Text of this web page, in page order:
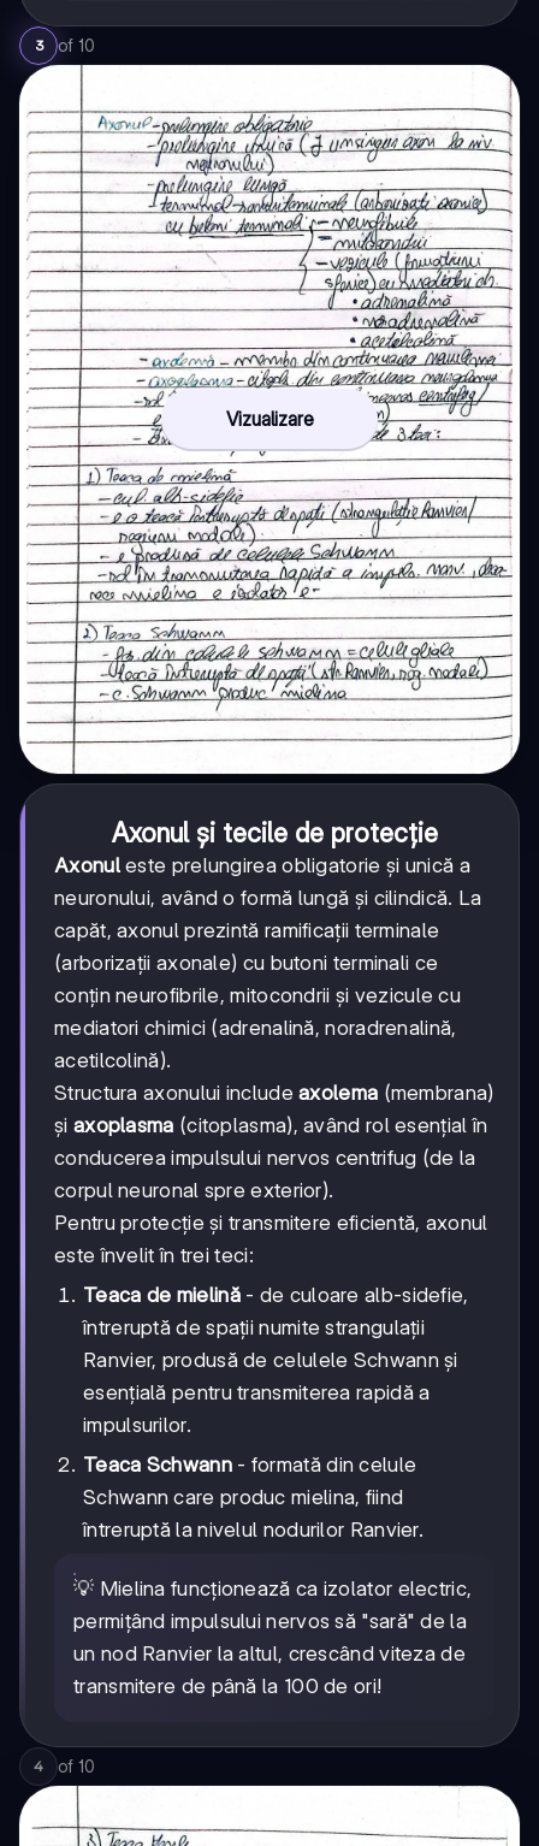
3 of 10
Vizualizare
Axonul și tecile de protecție
Axonuleste prelungirea obligatorie și unică a
neuronului, având o formă lungă și cilindică. La
capăt, axonul prezintă ramificații terminale
(arborizații axonale) cu butoni terminali ce
conțin neurofibrile, mitocondrii și vezicule cu
mediatori chimici (adrenalină, noradrenalină,
acetilcolină).
Structura axonului includeaxolema (membrana)
și axoplasma (citoplasma), având rol esențial în
conducerea impulsului nervos centrifug (de la
corpul neuronal spre exterior).
Pentru protecție și transmitere eficientă, axonul
este învelit în trei teci:
Teaca de mielină- de culoare alb-sidefie,
întreruptă de spații numite strangulații
Ranvier, produsă de celulele Schwann și
esențială pentru transmiterea rapidă a
impulsurilor.
Teaca Schwann- formată din celule
Schwann care produc mielina, fiind
întreruptă la nivelul nodurilor Ranvier.
💡 Mielina funcționează ca izolator electric,
permițând impulsului nervos să "sară" de la
un nod Ranvier la altul, crescând viteza de
transmitere de până la 100 de ori!
4 of 10